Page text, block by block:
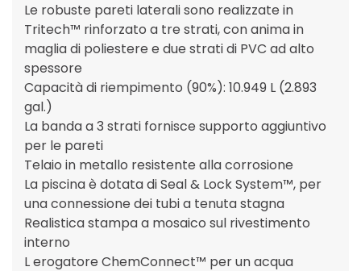
Le robuste pareti laterali sono realizzate in
Tritech™ rinforzato a tre strati, con anima in
maglia di poliestere e due strati di PVC ad alto
spessore
Capacità di riempimento (90%): 10.949 L (2.893
gal.)
La banda a 3 strati fornisce supporto aggiuntivo
per le pareti
Telaio in metallo resistente alla corrosione
La piscina è dotata di Seal & Lock System™, per
una connessione dei tubi a tenuta stagna
Realistica stampa a mosaico sul rivestimento
interno
L erogatore ChemConnect™ per un acqua